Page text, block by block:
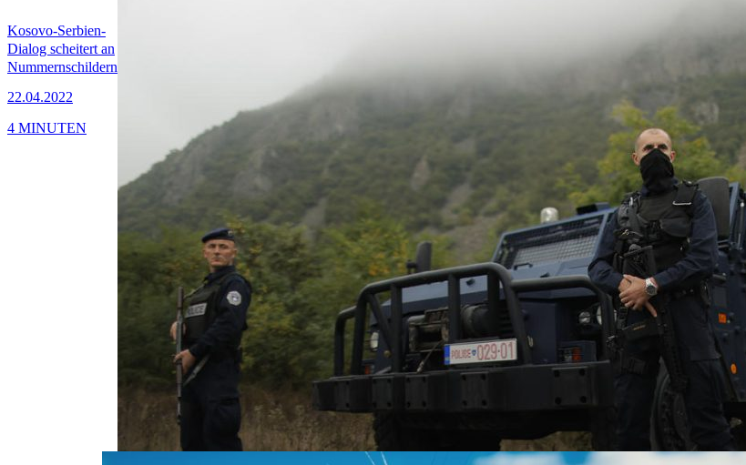
Kosovo-Serbien-
Dialog scheitert an
Nummernschildern
22.04.2022
4 MINUTEN